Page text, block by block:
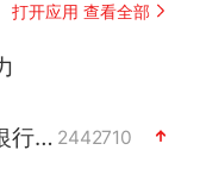
打开应用 查看全部
80后女柜员逆袭成4200亿银行副行长 2442710